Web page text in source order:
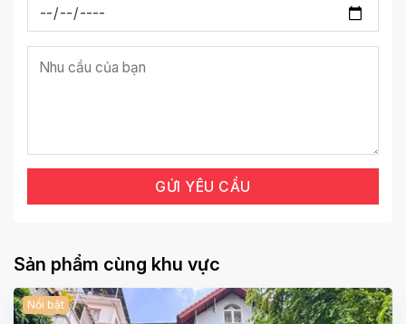
Sản phẩm cùng khu vực
Nổi bật